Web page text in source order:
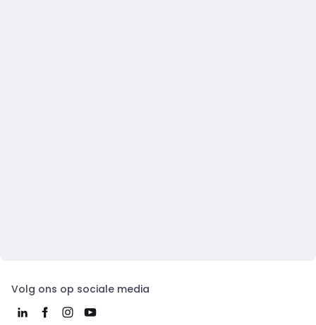
Volg ons op sociale media